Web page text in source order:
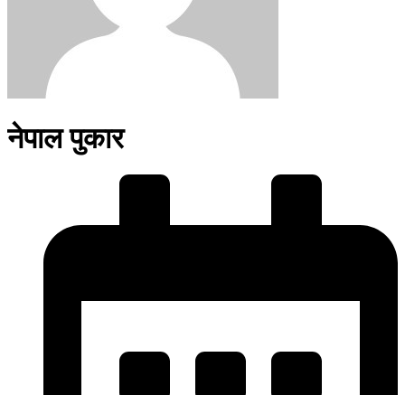
नेपाल पुकार